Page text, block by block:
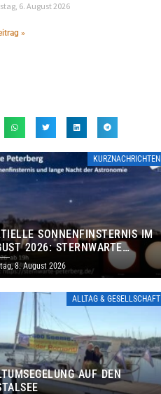
6. August 2026
»
KURZNACHRICHTEN
SONNENFINSTERNIS IM
2026: STERNWARTE
ÖFFNET KOSTENLOS
TORE
8. August 2026
ALLTAG & GESELLSCHAFT
AUF DEN